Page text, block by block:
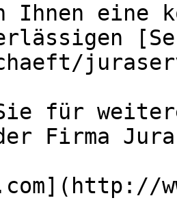
Ihnen eine
Sie für
der Firma